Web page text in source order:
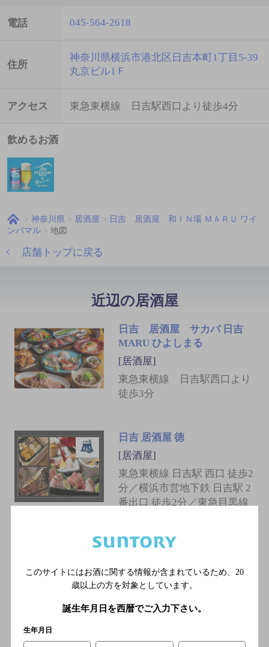
電話 045-564-2618
住所
神奈川県横浜市港北区日吉本町1丁目5-39
丸京ビル1Ｆ
アクセス 東急東横線 日吉駅西口より徒歩4分
飲めるお酒
神奈川県 居酒屋
日吉 居酒屋 和ＩＮ場 ＭＡＲＵ ワイ
ンバマル
地図
店舗トップに戻る
近辺の居酒屋
日吉 居酒屋 サカバ 日吉
MARU ひよしまる
[居酒屋]
東急東横線 日吉駅西口より
徒歩3分
日吉 居酒屋 徳
[居酒屋]
東急東横線 日吉駅 西口 徒歩2
分／横浜市営地下鉄 日吉駅 2
番出口 徒歩2分／東急目黒線
日吉店
[串焼き]
東急東横線 日吉駅西口より
リーンライン 日吉駅2番出
このサイトにはお酒に関する情報が含まれているため、 20
歳以上の方を対象としています。
誕生年月日を西暦でご入力下さい。
生年月日